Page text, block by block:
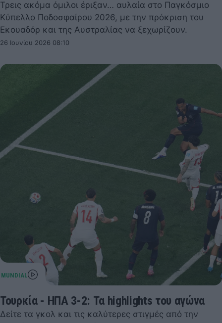
Τρεις ακόμα όμιλοι έριξαν… αυλαία στο Παγκόσμιο
Κύπελλο Ποδοσφαίρου 2026, με την πρόκριση του
Εκουαδόρ και της Αυστραλίας να ξεχωρίζουν.
26 Ιουνίου 2026 08:10
Τουρκία - ΗΠΑ 3-2: Τα highlights του αγώνα
Δείτε τα γκολ και τις καλύτερες στιγμές από την